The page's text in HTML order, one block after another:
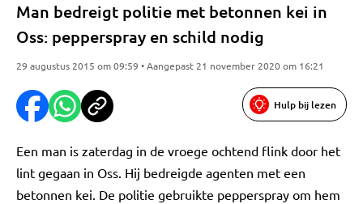
Man bedreigt politie met betonnen kei in
Oss: pepperspray en schild nodig
29 augustus 2015 om 09:59 • Aangepast 21 november 2020 om 16:21
Hulp bij lezen
Een man is zaterdag in de vroege ochtend flink door het
lint gegaan in Oss. Hij bedreigde agenten met een
betonnen kei. De politie gebruikte pepperspray om hem